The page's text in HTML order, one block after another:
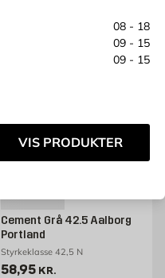
08 - 18
09 - 15
09 - 15
VIS PRODUKTER
Cement Grå 42.5 Aalborg
Portland
Styrkeklasse 42,5 N
Pris 58.95 kr. /stk
58,95 KR.